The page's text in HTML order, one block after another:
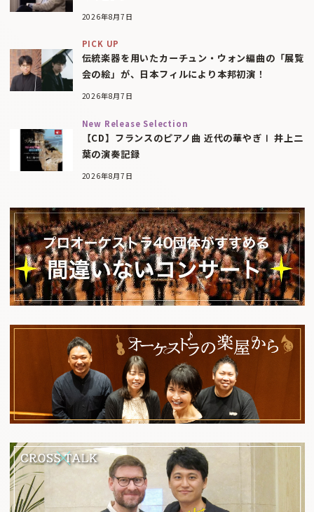
2026年8月7日
PICK UP
伝統楽器を用いたカーチュン・ウォン編曲の「展覧
会の絵」が、日本フィルにより本邦初演！
2026年8月7日
New Release Selection
【CD】フランスのピアノ曲 近代の華やぎⅠ 井上二
葉の演奏記録
2026年8月7日